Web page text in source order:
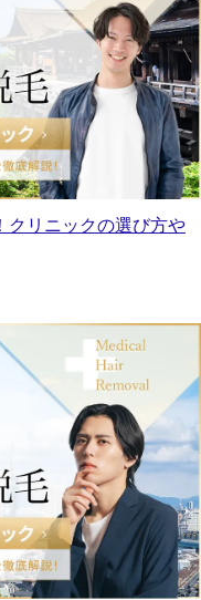
クリニックの選び方や